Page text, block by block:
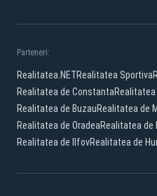
Parteneri:
Realitatea.NETRealitatea Sportiva
Realitatea de ConstantaRealitatea
Realitatea de BuzauRealitatea de
Realitatea de OradeaRealitatea de
Realitatea de IlfovRealitatea de